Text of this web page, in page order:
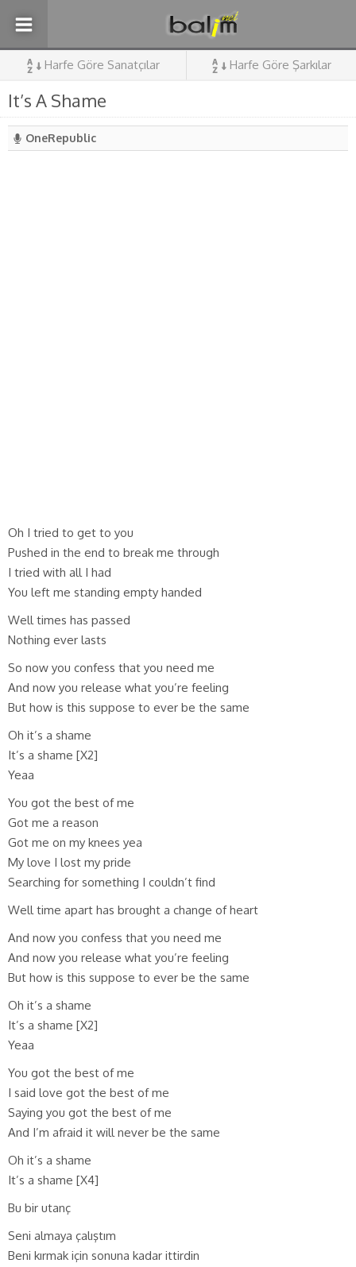
Harfe Göre Sanatçılar Harfe Göre Şarkılar
It’s A Shame
OneRepublic
Oh I tried to get to you
Pushed in the end to break me through
I tried with all I had
You left me standing empty handed
Well times has passed
Nothing ever lasts
So now you confess that you need me
And now you release what you’re feeling
But how is this suppose to ever be the same
Oh it’s a shame
It’s a shame [X2]
Yeaa
You got the best of me
Got me a reason
Got me on my knees yea
My love I lost my pride
Searching for something I couldn’t find
Well time apart has brought a change of heart
And now you confess that you need me
And now you release what you’re feeling
But how is this suppose to ever be the same
Oh it’s a shame
It’s a shame [X2]
Yeaa
You got the best of me
I said love got the best of me
Saying you got the best of me
And I’m afraid it will never be the same
Oh it’s a shame
It’s a shame [X4]
Bu bir utanç
Seni almaya çalıştım
Beni kırmak için sonuna kadar ittirdin